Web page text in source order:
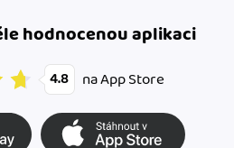
hodnocenou aplikaci
4.8 na App Store